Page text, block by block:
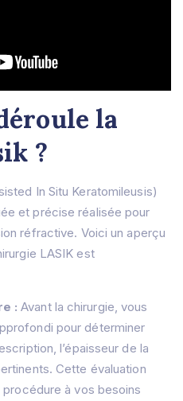
la
?
In Situ Keratomileusis)
et précise réalisée pour
réfractive. Voici un aperçu
LASIK est
: Avant la chirurgie, vous
pour déterminer
l’épaisseur de la
Cette évaluation
à vos besoins